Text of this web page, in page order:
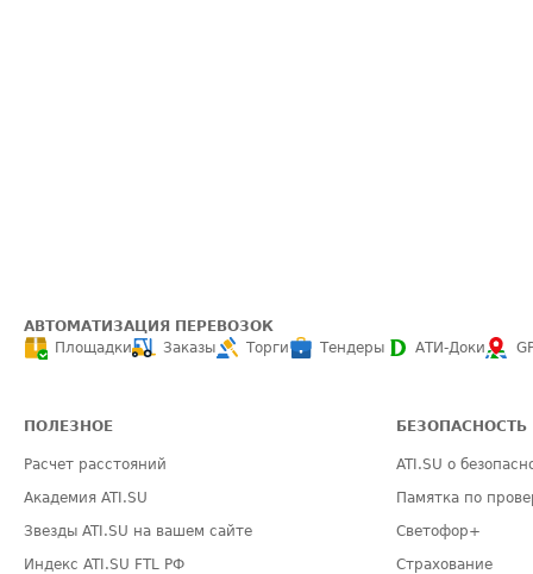
АВТОМАТИЗАЦИЯ ПЕРЕВОЗОК
Площадки
Заказы Торги Тендеры АТИ-Доки
ПОЛЕЗНОЕ
Расчет расстояний
Академия ATI.SU
Звезды ATI.SU на вашем сайте
Индекс ATI.SU FTL РФ
БЕЗОПАСНОСТЬ
ATI.SU о
Памятка по
Светофор+
Страхование